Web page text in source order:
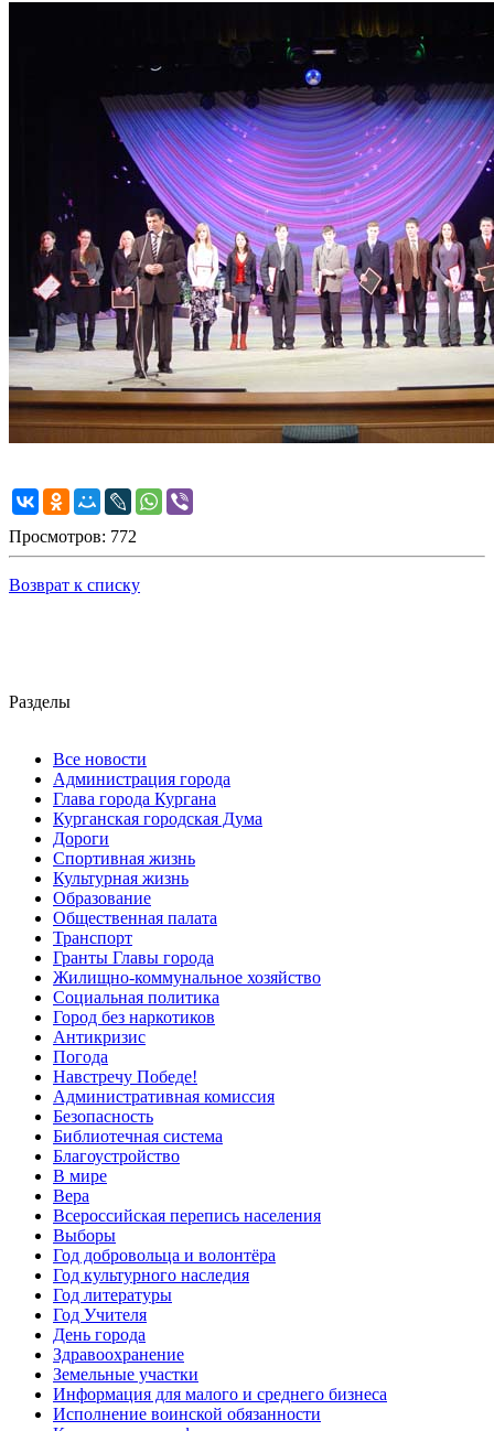
Просмотров: 772
Возврат к списку
Разделы
Все новости
Администрация города
Глава города Кургана
Курганская городская Дума
Дороги
Спортивная жизнь
Культурная жизнь
Образование
Общественная палата
Транспорт
Гранты Главы города
Жилищно-коммунальное хозяйство
Социальная политика
Город без наркотиков
Антикризис
Погода
Навстречу Победе!
Административная комиссия
Безопасность
Библиотечная система
Благоустройство
В мире
Вера
Всероссийская перепись населения
Выборы
Год добровольца и волонтёра
Год культурного наследия
Год литературы
Год Учителя
День города
Здравоохранение
Земельные участки
Информация для малого и среднего бизнеса
Исполнение воинской обязанности